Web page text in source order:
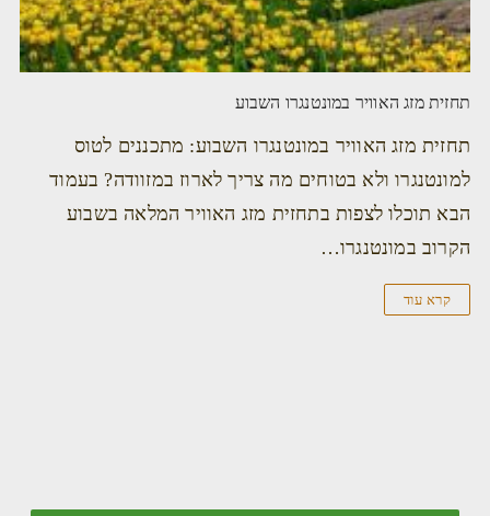
תחזית מזג האוויר במונטנגרו השבוע
תחזית מזג האוויר במונטנגרו השבוע: מתכננים לטוס
למונטנגרו ולא בטוחים מה צריך לארוז במזוודה? בעמוד
הבא תוכלו לצפות בתחזית מזג האוויר המלאה בשבוע
הקרוב במונטנגרו…
קרא עוד